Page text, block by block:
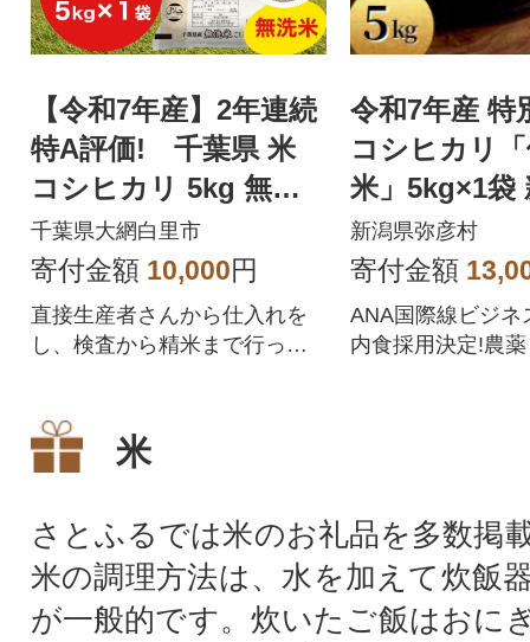
【令和7年産】2年連続
特A評価! 千葉県 米
コシヒカリ 5kg 無洗
米 ( 5kg ×1袋)
千葉県大網白里市
寄付金額 10,000円
直接生産者さんから仕入れを
し、検査から精米まで行って
令和7年産 特
コシヒカリ
米」5kg×1袋
精米 弥彦村産
新潟県弥彦村
寄付金額
ANA国際線ビジネ
内食採用決定!農
米
さとふるでは米のお礼品を多数掲
米の調理方法は、水を加えて炊飯
が一般的です。炊いたご飯はおに